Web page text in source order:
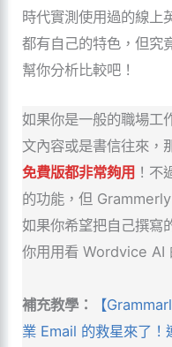
時代實測使用過的線上
都有自己的特色，但究
幫你分析比較吧！
如果你是一般的職場工
文內容或是書信往來，
免費版都非常夠用 ！
的功能，但
如果你希望把自己撰寫
你用用看 Wordvice AI
補充教學：
【
業 Email 的救星來了！